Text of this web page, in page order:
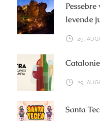
levende
29.
29.
Santa